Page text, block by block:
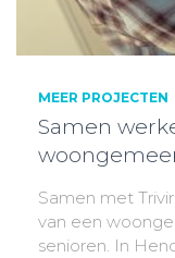
MEER PROJECTEN
Samen
Samen met
van een
senioren. In